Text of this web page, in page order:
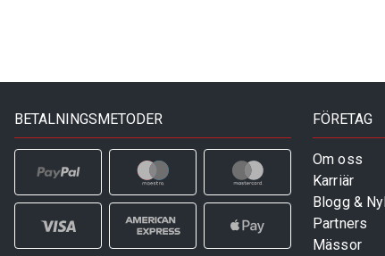
BETALNINGSMETODER FÖRETAG
Om oss
Karriär
Blogg &
Partners
Mässor